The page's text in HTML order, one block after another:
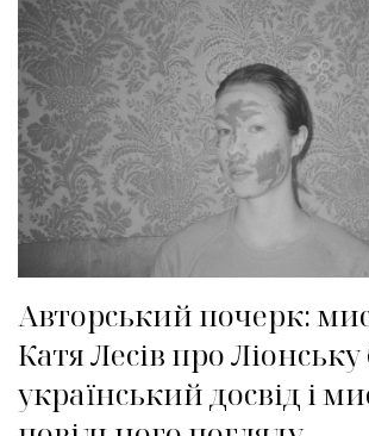
Авторський почерк:
Катя Лесів про Ліонську
український досвід і